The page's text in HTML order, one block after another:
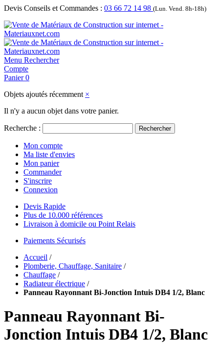
Devis Conseils et Commandes : 03 66 72 14 98 (Lun. Vend. 8h-18h)
Menu Rechercher
Compte
Panier 0
Objets ajoutés récemment ×
Il n'y a aucun objet dans votre panier.
Recherche : Rechercher
Mon compte
Ma liste d'envies
Mon panier
Commander
S'inscrire
Connexion
Devis Rapide
Plus de 10.000 références
Livraison à domicile ou Point Relais
Paiements Sécurisés
Accueil /
Plomberie, Chauffage, Sanitaire /
Chauffage /
Radiateur électrique /
Panneau Rayonnant Bi-Jonction Intuis DB4 1/2, Blanc
Panneau Rayonnant Bi-
Jonction Intuis DB4 1/2, Blanc